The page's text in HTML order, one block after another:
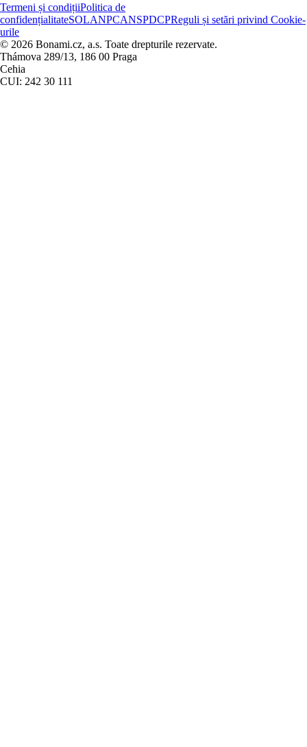
Termeni și condițiiPolitica de
confidențialitateSOLANPCANSPDCPReguli și setări privind Cookie-
urile
© 2026 Bonami.cz, a.s. Toate drepturile rezervate.
Thámova 289/13, 186 00 Praga
Cehia
CUI: 242 30 111